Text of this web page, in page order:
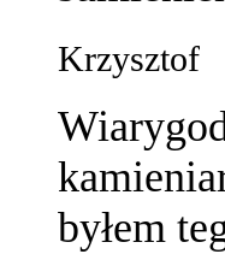
Krzysztof
byłem